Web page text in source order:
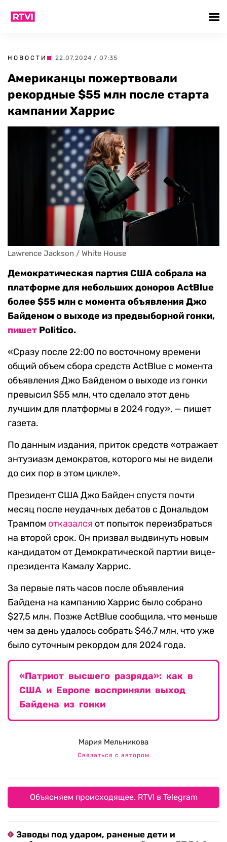
НОВОСТИ | 22.07.2024 / 07:35
Американцы пожертвовали
рекордные $55 млн после старта
кампании Харрис
Lawrence Jackson / White House
Демократическая партия США собрала на
платформе для небольших доноров ActBlue
более $55 млн с момента объявления Джо
Байденом о выходе из предвыборной гонки,
пишет Politico.
«Сразу после 22:00 по восточному времени
общий объем сбора средств ActBlue с момента
объявления Джо Байденом о выходе из гонки
превысил $55 млн, что сделало этот день
лучшим для платформы в 2024 году», — пишет
газета.
По данным издания, приток средств «отражает
энтузиазм демократов, которого мы не видели
до сих пор в этом цикле».
Президент США Джо Байден спустя почти
месяц после неудачных дебатов с Дональдом
Трампом отказался от попыток переизбраться
на второй срок. Он призвал выдвинуть новым
кандидатом от Демократической партии вице-
президента Камалу Харрис.
За первые пять часов после объявления
Байдена на кампанию Харрис было собрано
$27,5 млн. Позже ActBlue сообщила, что меньше
чем за день удалось собрать $46,7 млн, что уже
было суточным рекордом для 2024 года.
«Патриот высшего разряда»: как в
США и Европе восприняли выход
Байдена из гонки
Мария Мельникова
Связаться с автором
Объясняем происходящее. RTVI в Telegram
Заводы под ударом, раненые дети и